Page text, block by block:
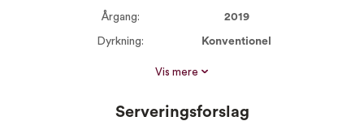
Årgang: 2019
Dyrkning: Konventionel
Proptype: Kork
Vis mere
Serveringsforslag